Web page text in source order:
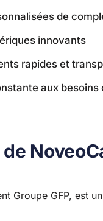
de
innovants
rapides et
aux besoins
Groupe GFP, est